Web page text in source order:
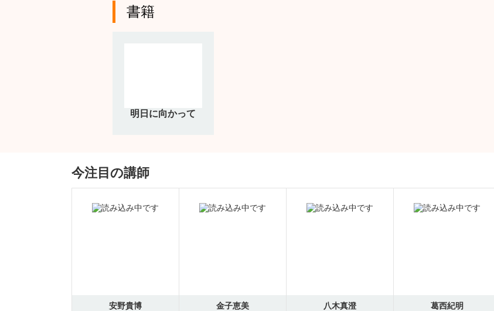
書籍
明日に向かって
今注目の講師
安野貴博 金子恵美 八木真澄 葛西紀明